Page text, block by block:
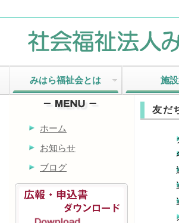
みはら福祉会とは 施
ホーム
お知らせ
ブログ
友だ